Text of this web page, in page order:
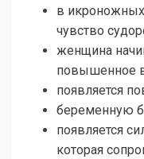
в икроножных
чувство
женщина
повышенное
появляется
беременную
появляется
которая